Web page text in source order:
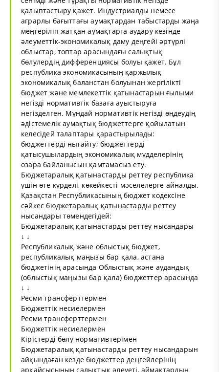
қалыптастыру қажет. Индустриалды немесе
аграрлы бағыттағы аумақтардан табыстарды жаңа
меңгеріліп жатқан аумақтарға аудару кезінде
әлеуметтік-экономикалық даму деңгейі әртүрлі
облыстар, топтар арасындағы салықтық
бөлулердің дифференциясы болуы қажет. Бұл
республика экономикасының қаржылық
экономикалық баланстан болуынан жергілікті
бюджет және мемлекеттік қатынастарын ғылыми
негізді нормативтік базаға ауыстыруға
негізделген. Мұндай нормативтік негізді өңдеудің
әдістемелік аумақтық бюджеттерге қойылатын
келесідей талаптары қарастырылады:
бюджеттерді нығайту; бюджеттерді
қатысушылардың экономикалық мүдделерінің
өзара байланысын қамтамасыз ету.
Бюджетаралық қатынастарды реттеу республика
үшін өте күрделі, көкейкесті мәселелерге айналды.
Қазақстан Республикасының бюджет кодексіне
сәйкес бюджетаралық қатынастарды реттеу
нысандары төмендегідей:
Бюджетаралық қатынастарды реттеу нысандары
↓ ↓
Республикалық және облыстық бюджет,
республикалық маңызы бар қала, астана
бюджетінің арасында Облыстық және аудандық
(облыстық маңызы бар қала) бюджеттер арасында
↓ ↓
Ресми трансферттермен
Бюджеттік несиелермен
Ресми трансферттермен
Бюджеттік несиелермен
Кірістерді бөлу нормативтерімен
Бюджетаралық қатынастарды реттеу нысандарын
айқындаған кезде бюджеттер деңгейлерінің
әрқайсысының салықтық әлеуеті, аймақтардың